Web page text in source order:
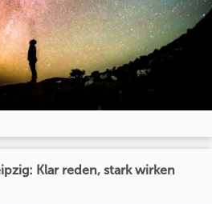
Klar reden, stark wirken